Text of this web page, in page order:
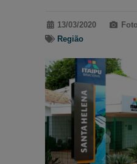
13/03/2020
Região